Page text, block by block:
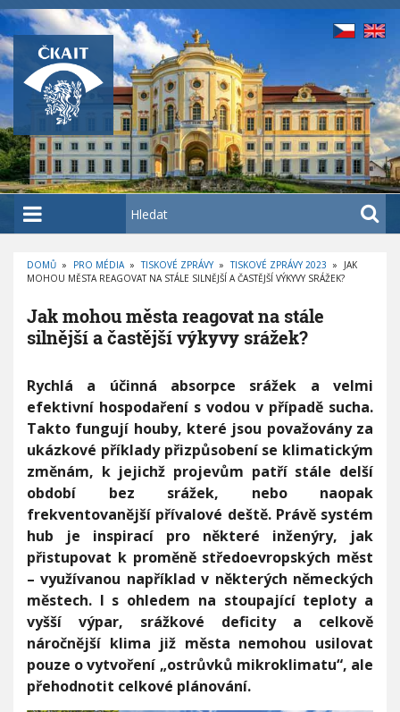
P
ř
e
j
t
k
h
l
d
t
D
B
E
Č
K
Á
N
V
I
G
C
DOMŮ » PRO MÉDIA » TISKOVÉ ZPRÁVY » TISKOVÉ ZPRÁVY 2023 »
JAK
MOHOU MĚSTA REAGOVAT NA STÁLE SILNĚJŠÍ A ČASTĚJŠÍ VÝKYVY SRÁŽEK?
Jak mohou města reagovat na stále
silnější a častější výkyvy srážek?
J
k
m
o
h
u
m
ě
s
t
a
r
e
a
g
o
v
Rychlá a účinná absorpce srážek a velmi
efektivní hospodaření s vodou v případě sucha.
Takto fungují houby, které jsou považovány za
ukázkové příklady přizpůsobení se klimatickým
změnám, k jejichž projevům patří stále delší
období bez srážek, nebo naopak
frekventovanější přívalové deště. Právě systém
hub je inspirací pro některé inženýry, jak
přistupovat k proměně středoevropských měst
– využívanou například v některých německých
městech. I s ohledem na stoupající teploty a
vyšší výpar, srážkové deficity a celkově
náročnější klima již města nemohou usilovat
pouze o vytvoření „ostrůvků mikroklimatu“, ale
přehodnotit celkové plánování.